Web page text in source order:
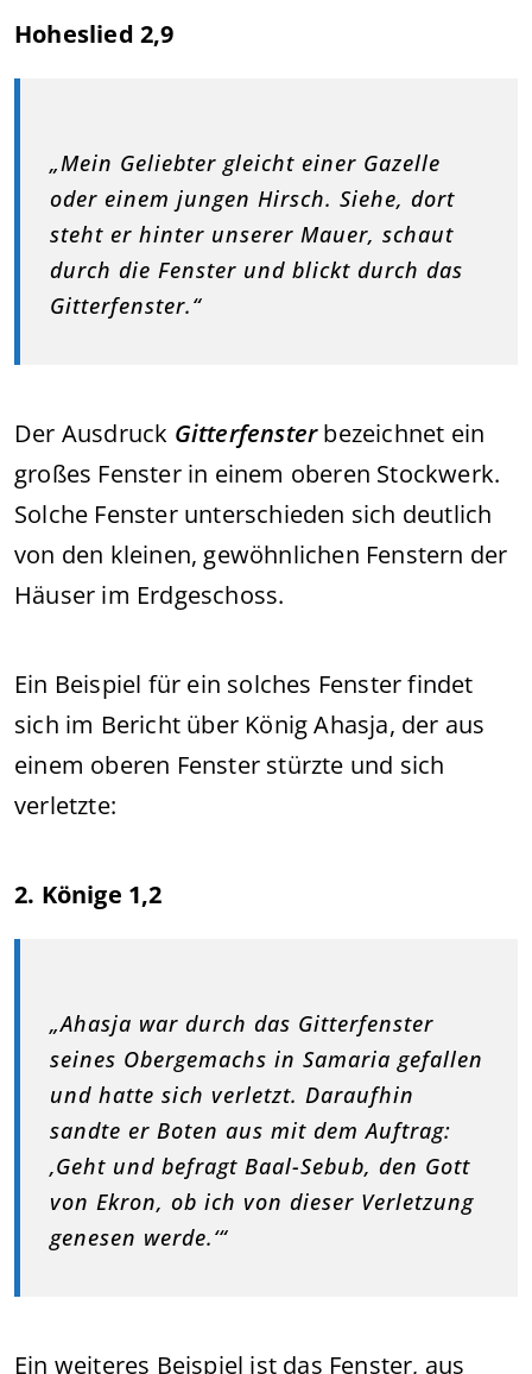
Hoheslied 2,9
„Mein Geliebter gleicht einer Gazelle
oder einem jungen Hirsch. Siehe, dort
steht er hinter unserer Mauer, schaut
durch die Fenster und blickt durch das
Gitterfenster.“
Der Ausdruck Gitterfensterbezeichnet ein
großes Fenster in einem oberen Stockwerk.
Solche Fenster unterschieden sich deutlich
von den kleinen, gewöhnlichen Fenstern der
Häuser im Erdgeschoss.
Ein Beispiel für ein solches Fenster findet
sich im Bericht über König Ahasja, der aus
einem oberen Fenster stürzte und sich
verletzte:
2. Könige 1,2
„Ahasja war durch das Gitterfenster
seines Obergemachs in Samaria gefallen
und hatte sich verletzt. Daraufhin
sandte er Boten aus mit dem Auftrag:
‚Geht und befragt Baal-Sebub, den Gott
von Ekron, ob ich von dieser Verletzung
genesen werde.‘“
Ein weiteres Beispiel ist das Fenster, aus